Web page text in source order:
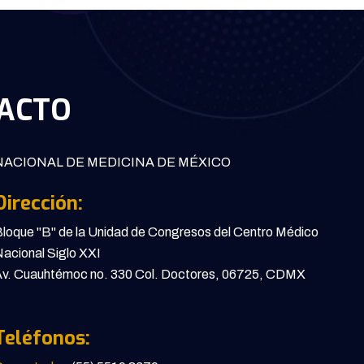
DE MEDICINA DE MÉXICO
"B" de la Unidad de Congresos del Centro Médico
Siglo XXI
Cuauhtémoc no. 330 Col. Doctores, 06725, CDMX